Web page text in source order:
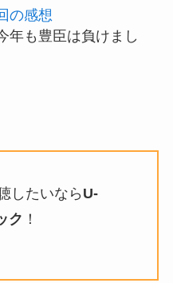
の感想
年も豊臣は負けまし
したいなら U-
ク ！